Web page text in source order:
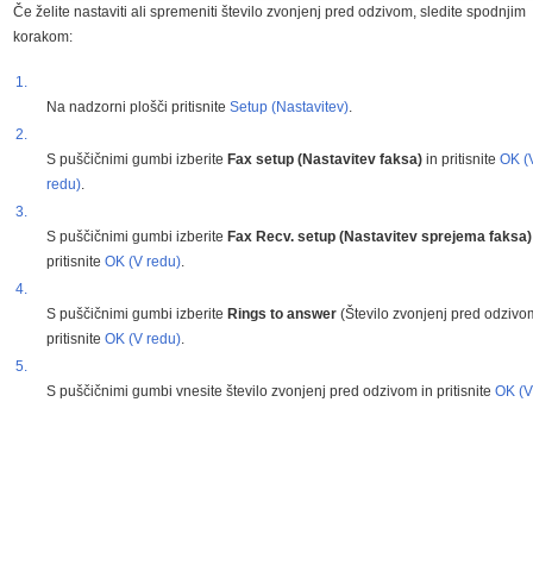
Če želite nastaviti ali spremeniti število zvonjenj pred odzivom, sledite spodnjim
korakom:
1.
Na nadzorni plošči pritisniteSetup (Nastavitev).
2.
S puščičnimi gumbi izberite Fax setup (Nastavitev faksa) in pritisniteOK
redu).
3.
S puščičnimi gumbi izberite Fax Recv. setup (Nastavitev sprejema faksa)
pritisniteOK (V redu).
4.
S puščičnimi gumbi izberite Rings to answer (Število zvonjenj pred
pritisniteOK (V redu).
5.
S puščičnimi gumbi vnesite število zvonjenj pred odzivom in pritisniteOK